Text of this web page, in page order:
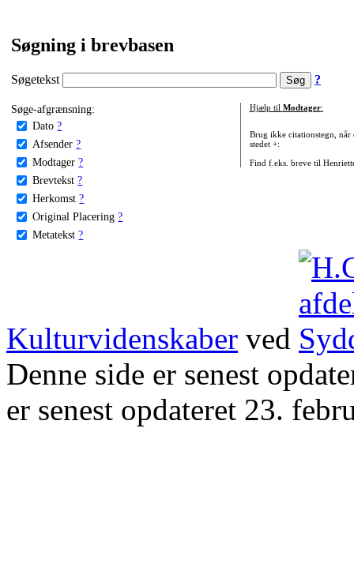
Søgning i brevbasen
Søgetekst ?
Søge-afgrænsning:
Dato ?
Afsender ?
Modtager ?
Brevtekst ?
Herkomst ?
Original Placering ?
Metatekst ?
Hjælp til Modtager:
Brug ikke citationstegn, når
stedet +:
Find f.eks. breve til
Kulturvidenskaber ved
Denne side er senest
er senest opdateret 23.